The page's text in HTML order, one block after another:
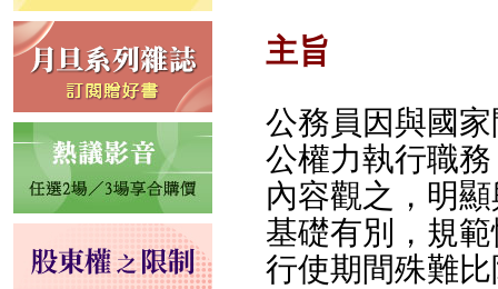
主旨
公務員因與國
公權力執行職
內容觀之，明
基礎有別，規
行使期間殊難